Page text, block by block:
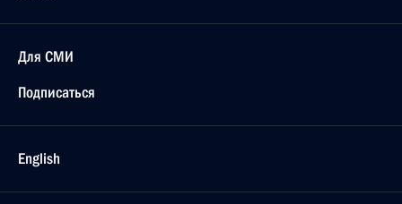
Для СМИ
Подписаться
English